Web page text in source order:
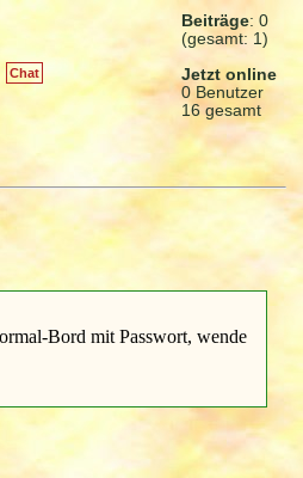
Beiträge: 0
(gesamt: 1)
Jetzt online
0 Benutzer
16 gesamt
Chat
Bord mit Passwort, wende